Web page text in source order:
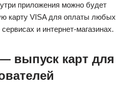
приложения можно будет
карту VISA для оплаты любых
и интернет-магазинах.
выпуск карт для